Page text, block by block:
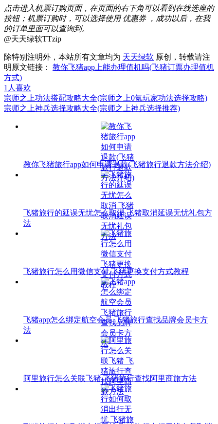
点击进入机票订购页面，在页面的右下角可以看到在线选座的
按钮；机票订购时，可以选择使用 优惠券 ，成功以后，在我
的订单里面可以查询到。
@天天绿软TTzip
除特别注明外，本站所有文章均为 天天绿软 原创，转载请注
明原文链接： 教你飞猪app上能办理值机吗(飞猪订票办理值机
方式)
1 人喜欢
宗师之上功法搭配攻略大全(宗师之上0氪玩家功法选择攻略)
宗师之上神兵选择攻略大全(宗师之上神兵选择推荐)
教你飞猪旅行app如何申请退款(飞猪旅行退款方法介绍)
飞猪旅行的延误无忧怎么取消 飞猪取消延误无忧礼包方
法
飞猪旅行怎么用微信支付 飞猪更换支付方式教程
飞猪app怎么绑定航空会员 飞猪旅行查找品牌会员卡方
法
阿里旅行怎么关联飞猪 飞猪旅行查找阿里商旅方法